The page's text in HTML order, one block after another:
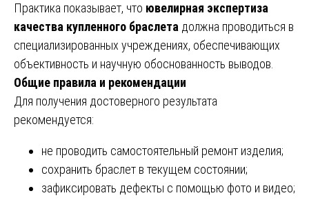
Практика показывает, что ювелирная экспертиза
качества купленного браслета должна проводиться в
специализированных учреждениях, обеспечивающих
объективность и научную обоснованность выводов.
Общие правила и рекомендации
Для получения достоверного результата
рекомендуется:
не проводить самостоятельный ремонт изделия;
сохранить браслет в текущем состоянии;
зафиксировать дефекты с помощью фото и видео;